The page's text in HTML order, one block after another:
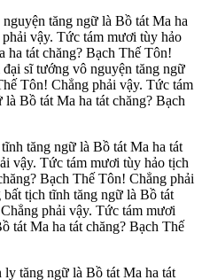
tăng ngữ là Bồ tát Ma ha
vậy. Tức tám mươi tùy hảo
ha tát chăng? Bạch Thế Tôn!
sĩ tướng vô nguyện tăng ngữ
Tôn! Chẳng phải vậy. Tức tám
Bồ tát Ma ha tát chăng? Bạch
tăng ngữ là Bồ tát Ma ha tát
vậy. Tức tám mươi tùy hảo tịch
Bạch Thế Tôn! Chẳng phải
tịch tĩnh tăng ngữ là Bồ tát
phải vậy. Tức tám mươi
tát Ma ha tát chăng? Bạch Thế
tăng ngữ là Bồ tát Ma ha tát